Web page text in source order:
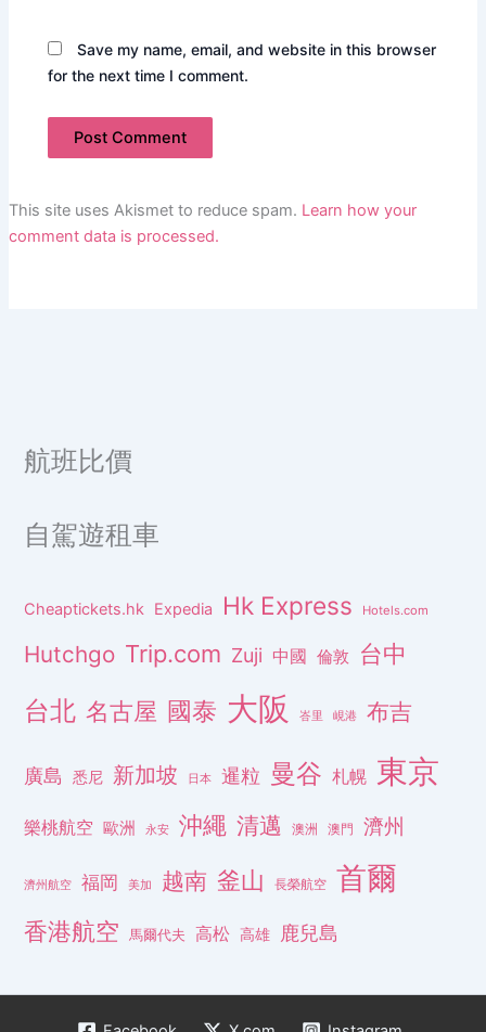
Save my name, email, and website in this browser
for the next time I comment.
This site uses Akismet to reduce spam. Learn how your
comment data is processed.
航班比價
自駕遊租車
Cheaptickets.hk Expedia Hk Express Hotels.com
Hutchgo Trip.com Zuji 中國 倫敦 台中
台北 名古屋 國泰 大阪 峇里 峴港 布吉
廣島 悉尼 新加坡 日本 暹粒 曼谷 札幌 東京
樂桃航空 歐洲 永安 沖繩 清邁 澳洲 澳門 濟州
濟州航空 福岡 美加 越南 釜山 長榮航空 首爾
香港航空 馬爾代夫 高松 高雄 鹿兒島